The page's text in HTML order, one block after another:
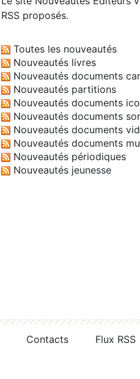
RSS proposés.
Toutes les nouveautés
Nouveautés livres
Nouveautés documents
Nouveautés partitions
Nouveautés documents
Nouveautés documents
Nouveautés documents
Nouveautés documents
Nouveautés périodiques
Nouveautés jeunesse
Contacts Flux RSS